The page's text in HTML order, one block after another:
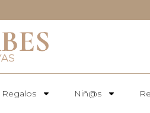
Regalos Niñ@s